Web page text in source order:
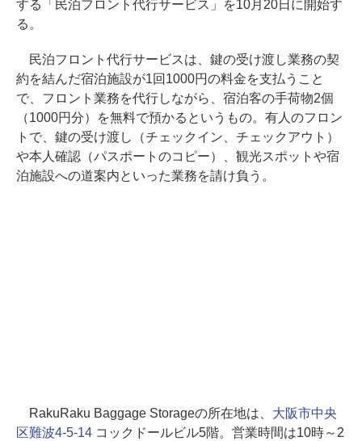
する「民泊フロント代行サービス」を10月20日に開始す
る。
民泊フロント代行サービスは、鍵の受け渡し業務の契
約を結んだ宿泊施設が1回1000円の料金を支払うこと
で、フロント業務を代行しながら、宿泊客の手荷物2個
（1000円分）を無料で預かるというもの。有人のフロン
トで、鍵の受け渡し（チェックイン、チェックアウト）
や本人確認（パスポートのコピー）、観光スポットや宿
泊施設への道案内といった業務を請け負う。
RakuRaku Baggage Storageの所在地は、 大阪市中央
区難波4-5-14コックドールビル5階。営業時間は10時～2